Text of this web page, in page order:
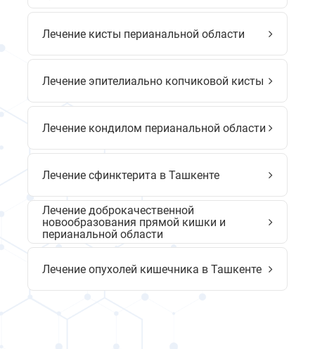
Лечение кисты перианальной области
Лечение эпителиально копчиковой кисты
Лечение кондилом перианальной области
Лечение сфинктерита в Ташкенте
Лечение доброкачественной
новообразования прямой кишки и
перианальной области
Лечение опухолей кишечника в Ташкенте